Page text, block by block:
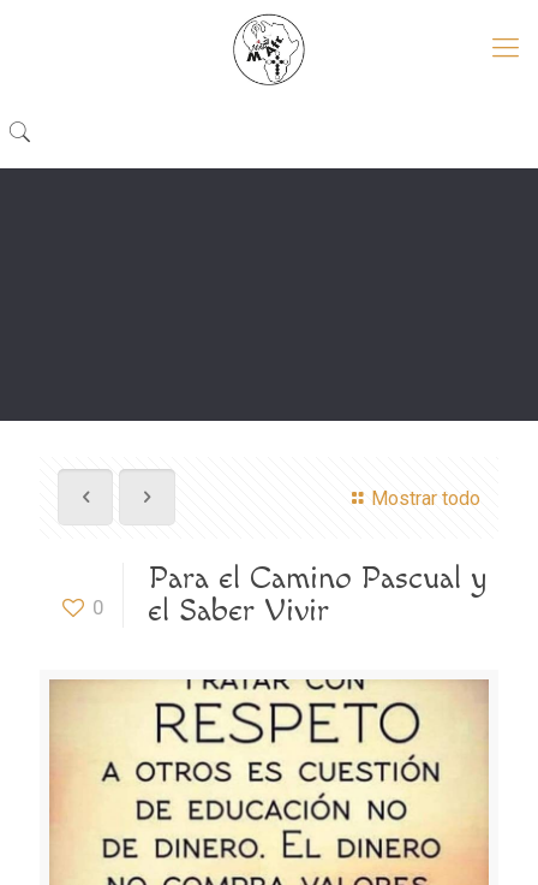
Mostrar todo
0
Para el Camino Pascual y
el Saber Vivir